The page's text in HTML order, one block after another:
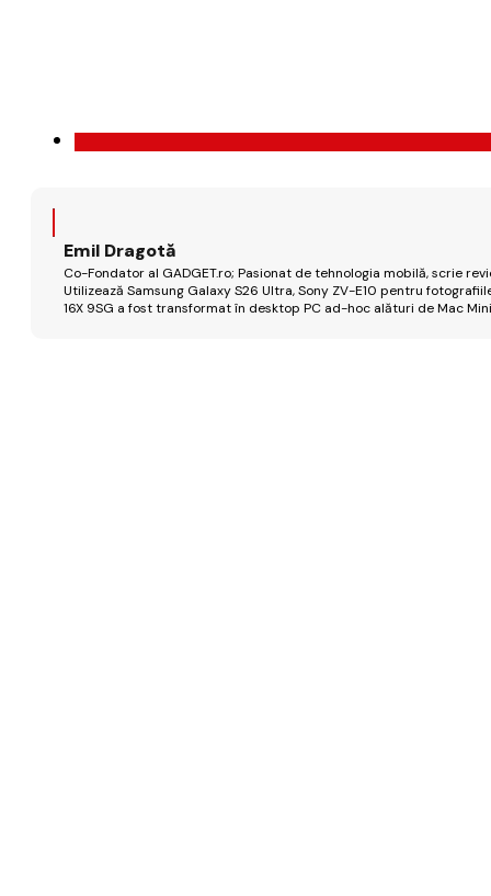
Emil Dragotă
Co-Fondator al GADGET.ro; Pasionat de tehnologia mobilă, scrie
Utilizează Samsung Galaxy S26 Ultra, Sony ZV-E10 pentru
16X 9SG a fost transformat în desktop PC ad-hoc alături de Mac